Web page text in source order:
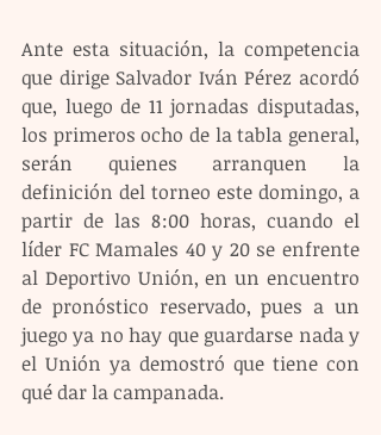
Ante esta situación, la competencia
que dirige Salvador Iván Pérez acordó
que, luego de 11 jornadas disputadas,
los primeros ocho de la tabla general,
serán quienes arranquen la
definición del torneo este domingo, a
partir de las 8:00 horas, cuando el
líder FC Mamales 40 y 20 se enfrente
al Deportivo Unión, en un encuentro
de pronóstico reservado, pues a un
juego ya no hay que guardarse nada y
el Unión ya demostró que tiene con
qué dar la campanada.